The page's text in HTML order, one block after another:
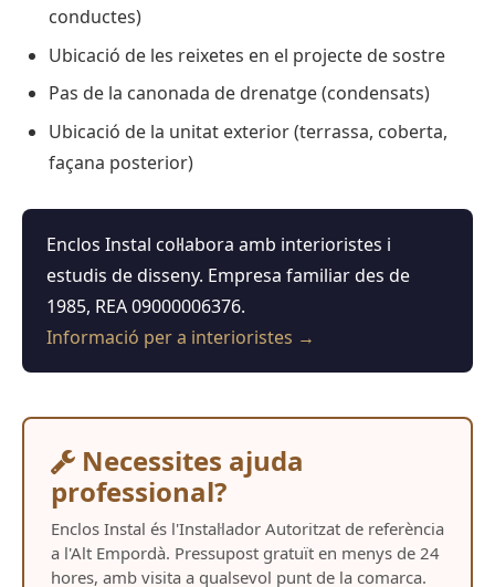
conductes)
Ubicació de les reixetes en el projecte de sostre
Pas de la canonada de drenatge (condensats)
Ubicació de la unitat exterior (terrassa, coberta,
façana posterior)
Enclos Instal col·labora amb interioristes i
estudis de disseny. Empresa familiar des de
1985, REA 09000006376.
Informació per a interioristes →
Necessites ajuda
professional?
Enclos Instal és l'Instal·lador Autoritzat de referència
a l'Alt Empordà. Pressupost gratuït en menys de 24
hores, amb visita a qualsevol punt de la comarca.